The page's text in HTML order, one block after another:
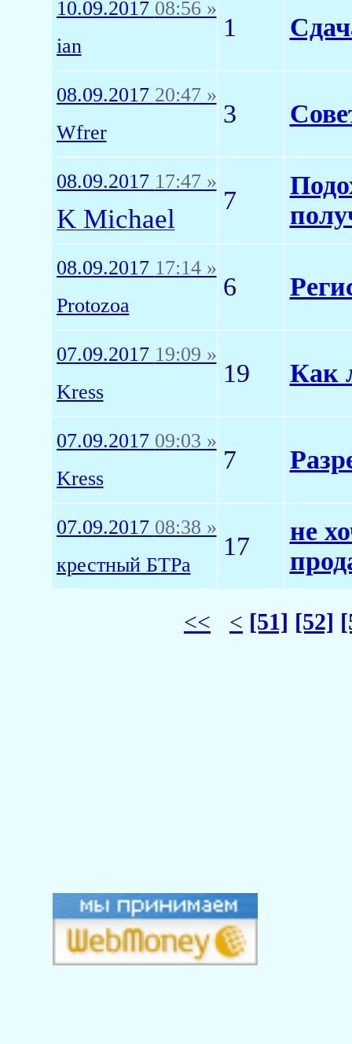
10.09.2017 08:56 »
ian
1
08.09.2017 20:47 »
Wfrer
3
08.09.2017 17:47 »
K Michael
7
08.09.2017 17:14 »
Protozoa
6
07.09.2017 19:09 »
Kress
19 Как
07.09.2017 09:03 »
Kress
7
07.09.2017 08:38 »
крестный БТРа
17
не
<< < [51] [52]